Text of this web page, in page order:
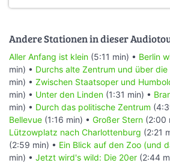
Andere Stationen in dieser
Aller Anfang ist klein (5:11 min) • Berlin
min) • Durchs alte Zentrum und über die
min) • Zwischen Staatsoper und
min) • Unter den Linden (1:31 min) •
min) • Durch das politische Zentrum
Bellevue (1:16 min) • Großer Stern (2:00
Lützowplatz nach Charlottenburg (2:21
(2:59 min) • Ein Blick auf den Zoo (und
min) • Jetzt wird's wild: Die 20er (2:44